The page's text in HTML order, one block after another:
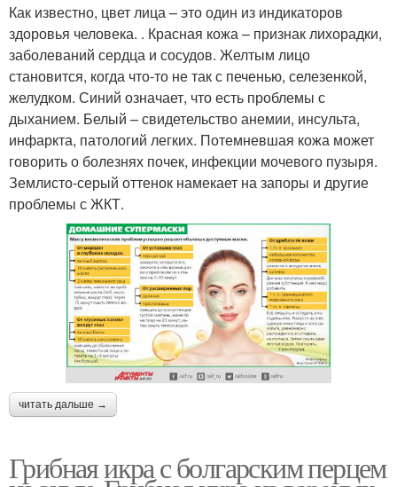
Как известно, цвет лица – это один из индикаторов
здоровья человека. . Красная кожа – признак лихорадки,
заболеваний сердца и сосудов. Желтым лицо
становится, когда что-то не так с печенью, селезенкой,
желудком. Синий означает, что есть проблемы с
дыханием. Белый – свидетельство анемии, инсульта,
инфаркта, патологий легких. Потемневшая кожа может
говорить о болезнях почек, инфекции мочевого пузыря.
Землисто-серый оттенок намекает на запоры и другие
проблемы с ЖКТ.
читать дальше →
Грибная икра с болгарским перцем